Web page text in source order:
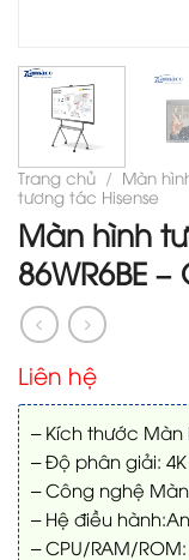
Trang chủ / Màn
tương tác Hisense
Màn hình
86WR6BE
Liên hệ
– Kích thước Màn
– Độ phân giải: 4K
– Công nghệ
– Hệ điều
– CPU/RAM/